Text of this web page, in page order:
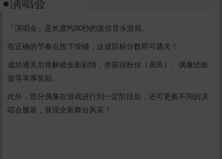
「演唱会」是长度约30秒的迷你音乐游戏。
在正确的节奏点按下按键，达成目标分数即可通关！
成功通关后将解锁全新剧情，并获得粉丝（居民）、偶像经验
值等丰厚奖励。
此外，部分偶像在游戏进行到一定阶段后，还可更换不同的演
唱会服装，展现全新舞台风采！